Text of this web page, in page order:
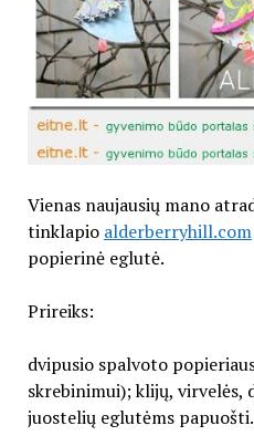
Vienas naujausių mano
tinklapio alderberryhill.com
popierinė eglutė.
Prireiks:
dvipusio spalvoto
skrebinimui); klijų, virvelės,
juostelių eglutėms papuošti.